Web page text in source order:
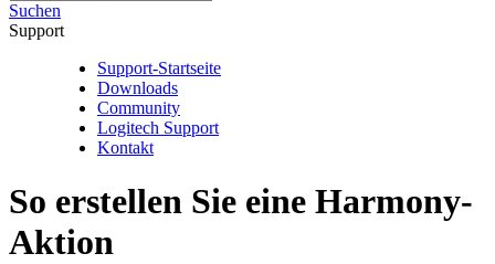
Suchen
Support
Support-Startseite
Downloads
Community
Logitech Support
Kontakt
So erstellen Sie eine Harmony-
Aktion